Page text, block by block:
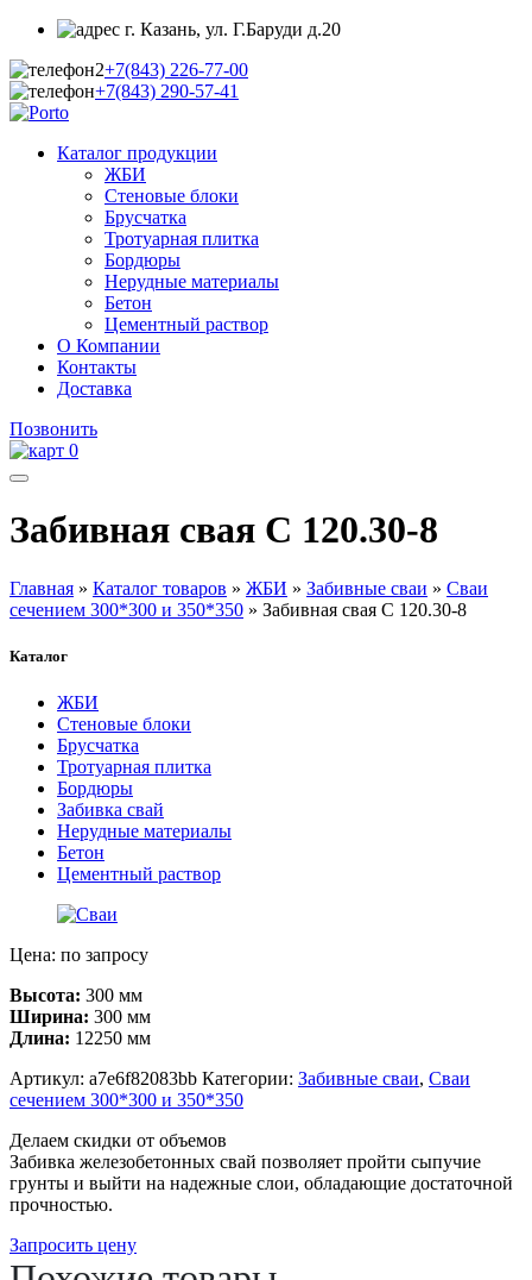
г. Казань, ул. Г.Баруди д.20
+7(843) 226-77-00
+7(843) 290-57-41
Каталог продукции
ЖБИ
Стеновые блоки
Брусчатка
Тротуарная плитка
Бордюры
Нерудные материалы
Бетон
Цементный раствор
О Компании
Контакты
Доставка
Позвонить
0
Забивная свая С 120.30-8
Главная » Каталог товаров » ЖБИ » Забивные сваи » Сваи
сечением 300*300 и 350*350 » Забивная свая С 120.30-8
Каталог
ЖБИ
Стеновые блоки
Брусчатка
Тротуарная плитка
Бордюры
Забивка свай
Нерудные материалы
Бетон
Цементный раствор
Цена: по запросу
Высота: 300 мм
Ширина: 300 мм
Длина: 12250 мм
Артикул: a7e6f82083bb Категории: Забивные сваи, Сваи
сечением 300*300 и 350*350
Делаем скидки от объемов
Забивка железобетонных свай позволяет пройти сыпучие
грунты и выйти на надежные слои, обладающие достаточной
прочностью.
Запросить цену